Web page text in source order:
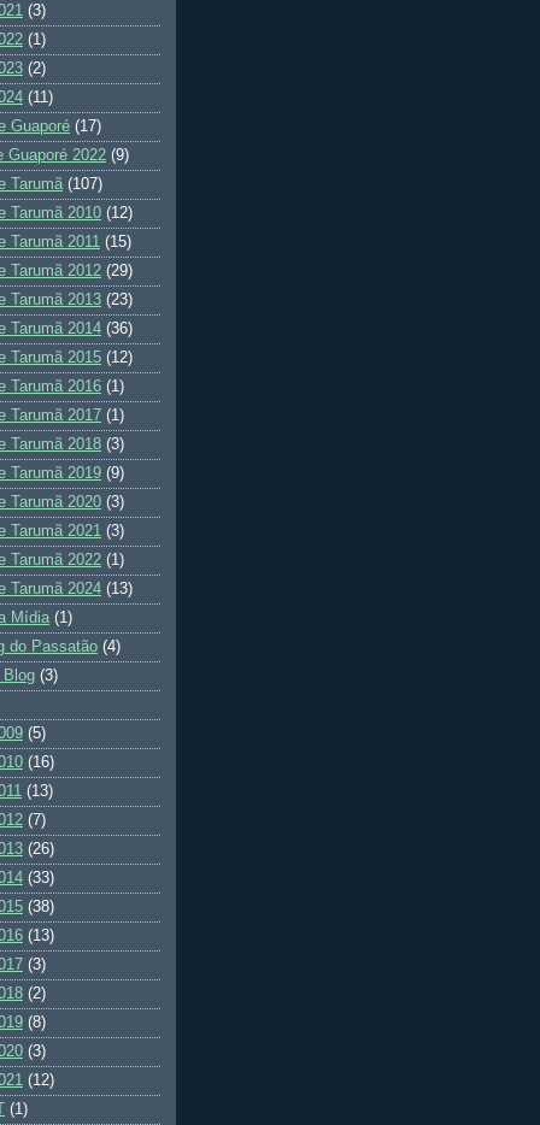
(3)
(1)
(2)
(11)
Guaporé (17)
Guaporé 2022 (9)
Tarumã (107)
Tarumã 2010 (12)
Tarumã 2011 (15)
Tarumã 2012 (29)
Tarumã 2013 (23)
Tarumã 2014 (36)
Tarumã 2015 (12)
Tarumã 2016 (1)
Tarumã 2017 (1)
Tarumã 2018 (3)
Tarumã 2019 (9)
Tarumã 2020 (3)
Tarumã 2021 (3)
Tarumã 2022 (1)
Tarumã 2024 (13)
Mídia (1)
do Passatão (4)
Blog (3)
(5)
(16)
(13)
(7)
(26)
(33)
(38)
(13)
(3)
(2)
(8)
(3)
(12)
(1)